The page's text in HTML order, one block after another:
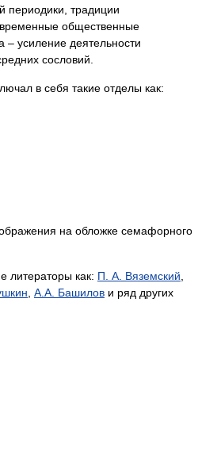
периодики, традиции
общественные
– усиление деятельности
сословий.
в себя такие отделы как:
на обложке семафорного
литераторы как: П. А. Вяземский
А.А. Башилов и ряд других